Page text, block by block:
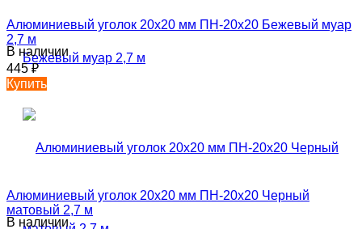
Алюминиевый уголок 20х20 мм ПН-20х20 Бежевый муар
2,7 м
В наличии
445₽
Купить
Алюминиевый уголок 20х20 мм ПН-20х20 Черный
матовый 2,7 м
В наличии